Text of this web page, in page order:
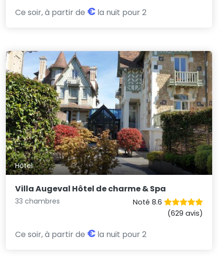
Ce soir, à partir de € la nuit pour 2
Hôtel
Villa Augeval Hôtel de charme & Spa
33 chambres
Noté 8.6
(629 avis)
Ce soir, à partir de € la nuit pour 2